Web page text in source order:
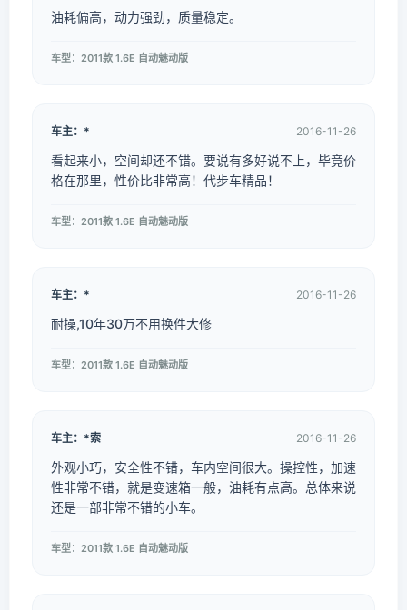
油耗偏高，动力强劲，质量稳定。
车型：2011款 1.6E 自动魅动版
车主：* 2016-11-26
看起来小，空间却还不错。要说有多好说不上，毕竟价
格在那里，性价比非常高！代步车精品！
车型：2011款 1.6E 自动魅动版
车主：* 2016-11-26
耐操,10年30万不用换件大修
车型：2011款 1.6E 自动魅动版
车主：*索 2016-11-26
外观小巧，安全性不错，车内空间很大。操控性，加速
性非常不错，就是变速箱一般，油耗有点高。总体来说
还是一部非常不错的小车。
车型：2011款 1.6E 自动魅动版